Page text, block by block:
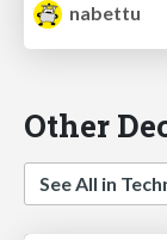
nabettu
Other
See All in